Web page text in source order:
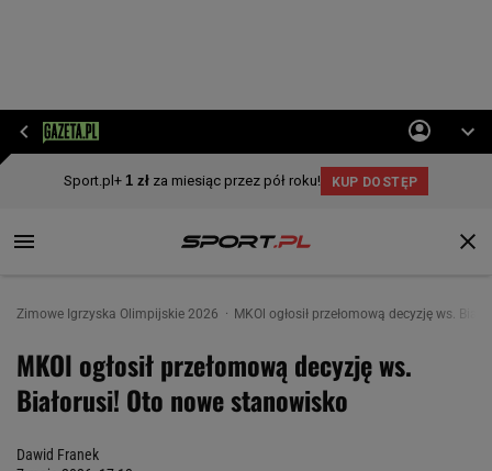
Zimowe Igrzyska Olimpijskie 2026 MKOl ogłosił przełomową decyzję ws.
MKOl ogłosił przełomową decyzję ws.
Białorusi! Oto nowe stanowisko
Dawid Franek